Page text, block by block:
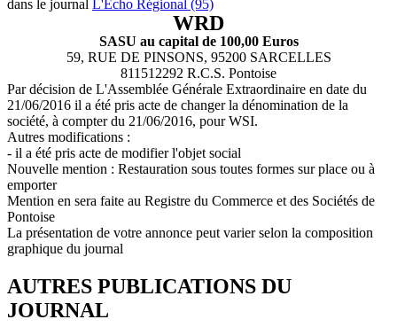
dans le journal L'Echo Régional (95)
WRD
SASU au capital de 100,00 Euros
59, RUE DE PINSONS, 95200 SARCELLES
811512292 R.C.S. Pontoise
Par décision de L'Assemblée Générale Extraordinaire en date du
21/06/2016 il a été pris acte de changer la dénomination de la
société, à compter du 21/06/2016, pour WSI.
Autres modifications :
- il a été pris acte de modifier l'objet social
Nouvelle mention : Restauration sous toutes formes sur place ou à
emporter
Mention en sera faite au Registre du Commerce et des Sociétés de
Pontoise
La présentation de votre annonce peut varier selon la composition
graphique du journal
AUTRES PUBLICATIONS DU
JOURNAL